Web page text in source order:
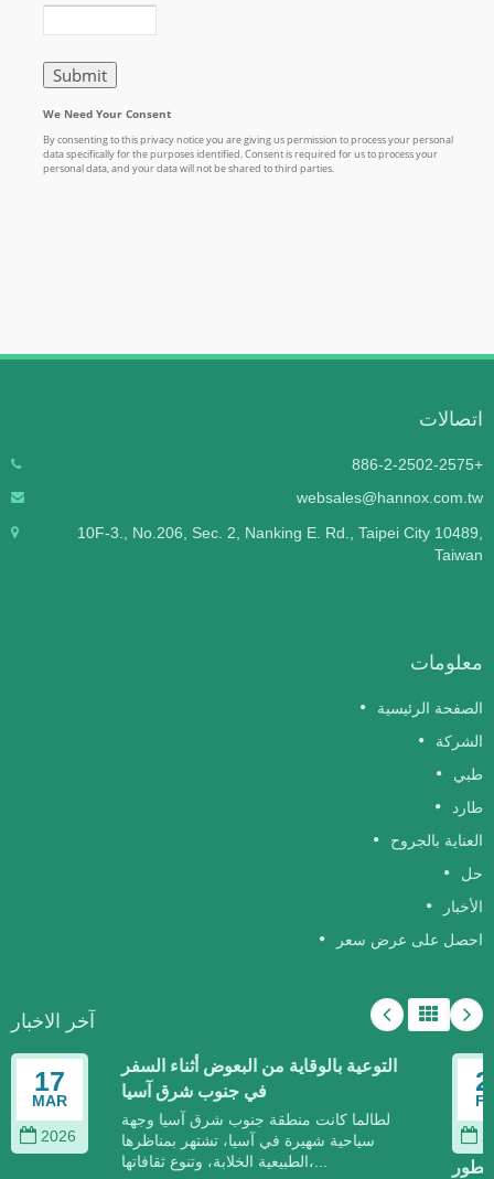
اتصالات
+886-2-2502-2575
websales@hannox.com.tw
10F-3., No.206, Sec. 2, Nanking E. Rd., Taipei City 10489,
Taiwan
معلومات
الصفحة الرئيسية
الشركة
طبي
طارد
العناية بالجروح
حل
الأخبار
احصل على عرض سعر
آخر الاخبار
17
MAR
2026
التوعية بالوقاية من البعوض أثناء السفر
في جنوب شرق آسيا
لطالما كانت منطقة جنوب شرق آسيا وجهة
سياحية شهيرة في آسيا، تشتهر بمناظرها
الطبيعية الخلابة، وتنوع ثقافاتها،...
تتطور